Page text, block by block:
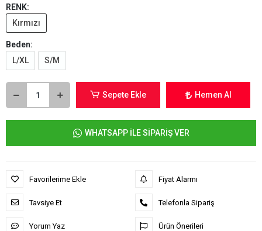
RENK:
Kırmızı
Beden:
L/XL
S/M
Sepete Ekle Hemen Al
WHATSAPP İLE SİPARİŞ VER
Favorilerime Ekle
Tavsiye Et
Yorum Yaz
Fiyat Alarmı
Telefonla Sipariş
Ürün Önerileri